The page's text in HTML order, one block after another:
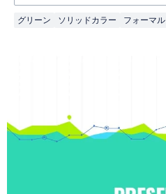
グリーン ソリッドカラー フォーマル